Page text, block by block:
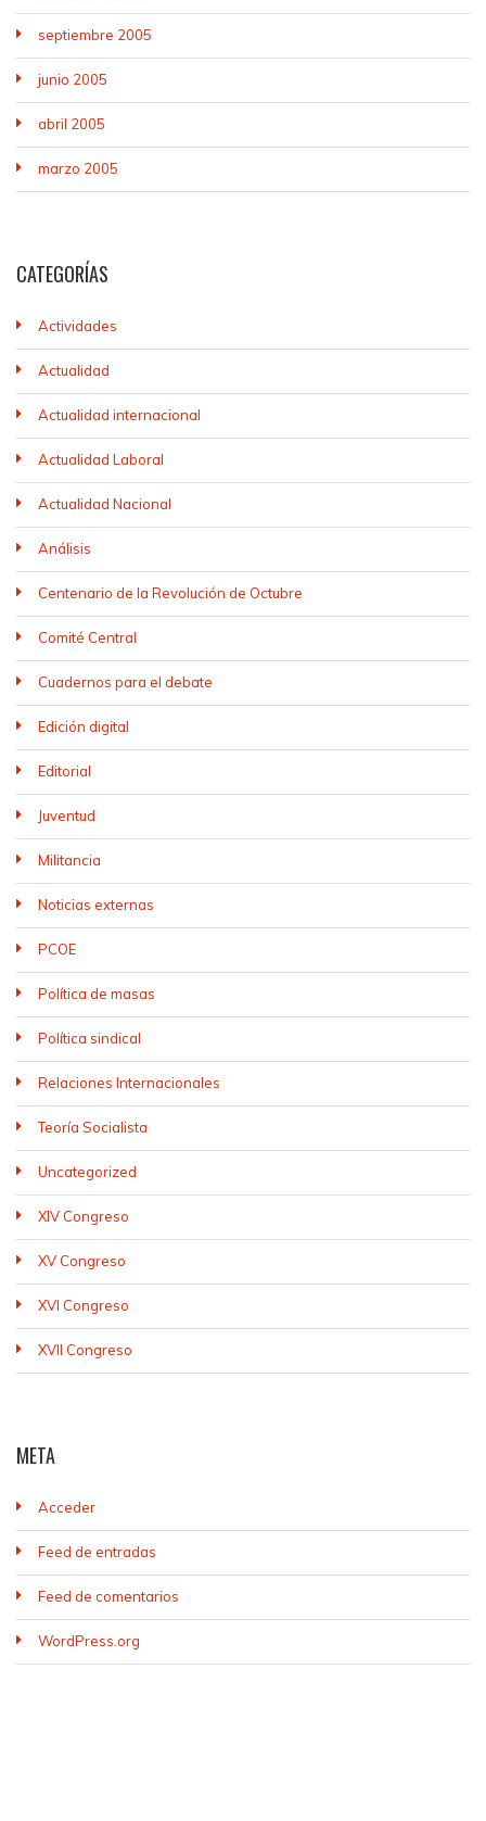
septiembre 2005
junio 2005
abril 2005
marzo 2005
CATEGORÍAS
Actividades
Actualidad
Actualidad internacional
Actualidad Laboral
Actualidad Nacional
Análisis
Centenario de la Revolución de Octubre
Comité Central
Cuadernos para el debate
Edición digital
Editorial
Juventud
Militancia
Noticias externas
PCOE
Política de masas
Política sindical
Relaciones Internacionales
Teoría Socialista
Uncategorized
XIV Congreso
XV Congreso
XVI Congreso
XVII Congreso
META
Acceder
Feed de entradas
Feed de comentarios
WordPress.org